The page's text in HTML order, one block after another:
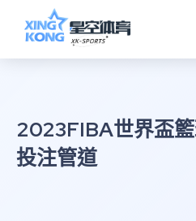
2023FIBA世界盃
投注管道